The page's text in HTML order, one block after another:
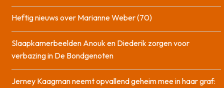
Heftig nieuws over Marianne Weber (70)
Slaapkamerbeelden Anouk en Diederik zorgen voor
verbazing in De Bondgenoten
Jerney Kaagman neemt opvallend geheim mee in haar graf: